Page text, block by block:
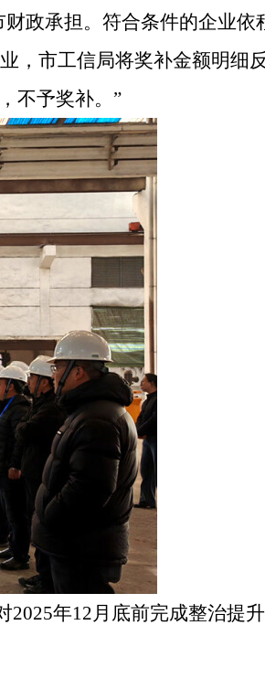
政承担。符合条件的企业依
，市工信局将奖补金额明细
不予奖补。 ”
2025年12月底前完成整治提